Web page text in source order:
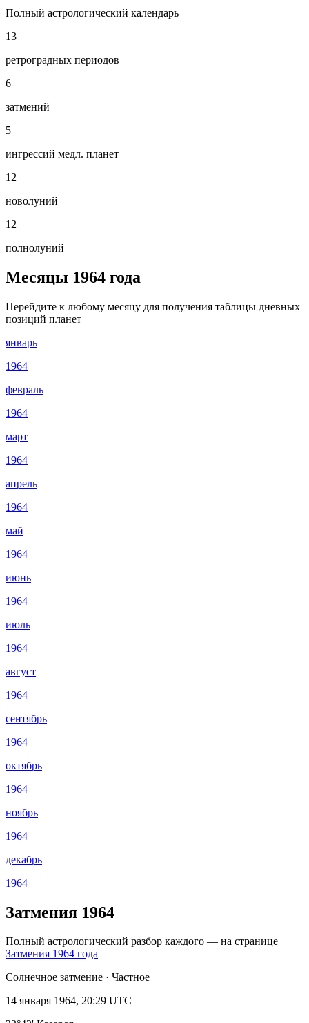
Полный астрологический календарь
13
ретроградных периодов
6
затмений
5
ингрессий медл. планет
12
новолуний
12
полнолуний
Месяцы 1964 года
Перейдите к любому месяцу для получения таблицы дневных
позиций планет
январь
1964
февраль
1964
март
1964
апрель
1964
май
1964
июнь
1964
июль
1964
август
1964
сентябрь
1964
октябрь
1964
ноябрь
1964
декабрь
1964
Затмения 1964
Полный астрологический разбор каждого — на странице
Затмения 1964 года
Солнечное затмение · Частное
14 января 1964, 20:29 UTC